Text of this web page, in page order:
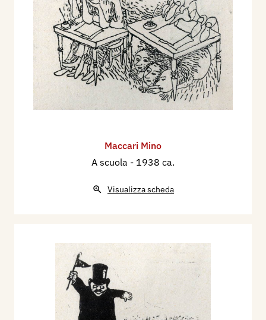
Maccari Mino
A scuola - 1938 ca.
Visualizza scheda